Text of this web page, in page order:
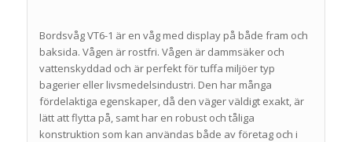
Bordsvåg VT6-1 är en våg med display på både fram och
baksida. Vågen är rostfri. Vågen är dammsäker och
vattenskyddad och är perfekt för tuffa miljöer typ
bagerier eller livsmedelsindustri. Den har många
fördelaktiga egenskaper, då den väger väldigt exakt, är
lätt att flytta på, samt har en robust och tåliga
konstruktion som kan användas både av företag och i